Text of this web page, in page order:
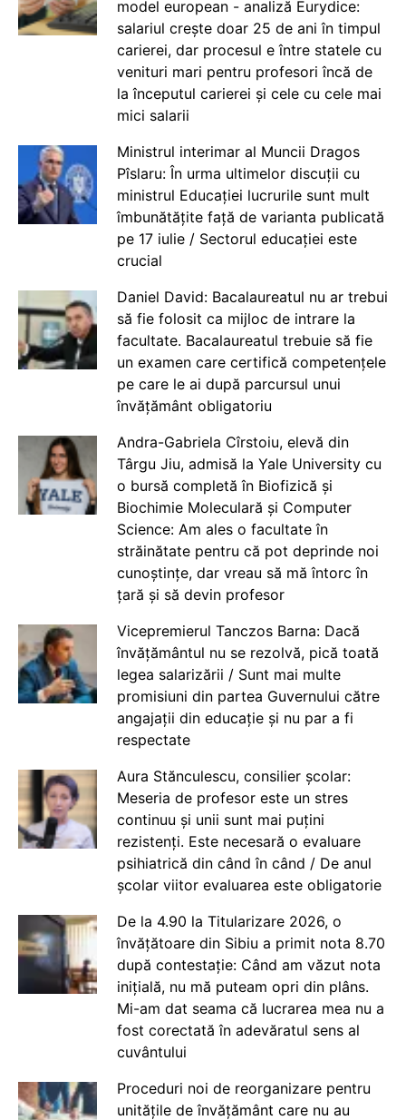
model european - analiză Eurydice:
salariul crește doar 25 de ani în timpul
carierei, dar procesul e între statele cu
venituri mari pentru profesori încă de
la începutul carierei și cele cu cele mai
mici salarii
Ministrul interimar al Muncii Dragos
Pîslaru: În urma ultimelor discuții cu
ministrul Educației lucrurile sunt mult
îmbunătățite față de varianta publicată
pe 17 iulie / Sectorul educației este
crucial
Daniel David: Bacalaureatul nu ar trebui
să fie folosit ca mijloc de intrare la
facultate. Bacalaureatul trebuie să fie
un examen care certifică competențele
pe care le ai după parcursul unui
învățământ obligatoriu
Andra-Gabriela Cîrstoiu, elevă din
Târgu Jiu, admisă la Yale University cu
o bursă completă în Biofizică și
Biochimie Moleculară și Computer
Science: Am ales o facultate în
străinătate pentru că pot deprinde noi
cunoștințe, dar vreau să mă întorc în
țară și să devin profesor
Vicepremierul Tanczos Barna: Dacă
învățământul nu se rezolvă, pică toată
legea salarizării / Sunt mai multe
promisiuni din partea Guvernului către
angajații din educație și nu par a fi
respectate
Aura Stănculescu, consilier școlar:
Meseria de profesor este un stres
continuu și unii sunt mai puțini
rezistenți. Este necesară o evaluare
psihiatrică din când în când / De anul
școlar viitor evaluarea este obligatorie
De la 4.90 la Titularizare 2026, o
învățătoare din Sibiu a primit nota 8.70
după contestație: Când am văzut nota
inițială, nu mă puteam opri din plâns.
Mi-am dat seama că lucrarea mea nu a
fost corectată în adevăratul sens al
cuvântului
Proceduri noi de reorganizare pentru
unitățile de învățământ care nu au